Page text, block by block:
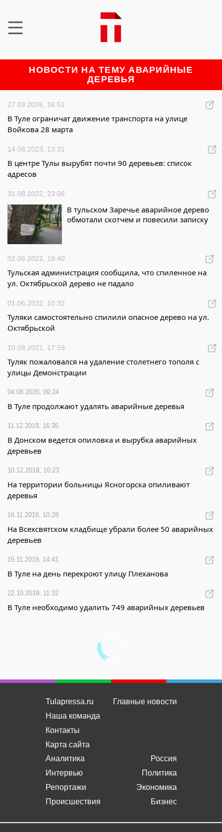
НОВОСТИ НА ТЕМУ АВАРИЙНЫЕ
ДЕРЕВЬЯ
27.03.2026, 16:51
В Туле ограничат движение транспорта на улице
Войкова 28 марта
14.08.2023, 13:31
В центре Тулы вырубят почти 90 деревьев: список
адресов
31.08.2022, 23:06
В тульском Заречье аварийное дерево
обмотали скотчем и повесили записку
02.06.2022, 18:40
Тульская администрация сообщила, что спиленное на
ул. Октябрьской дерево не падало
01.06.2022, 10:32
Туляки самостоятельно спилили опасное дерево на ул.
Октябрьской
10.08.2021, 17:59
Туляк пожаловался на удаление столетнего тополя с
улицы Демонстрации
04.08.2020, 09:24
В Туле продолжают удалять аварийные деревья
11.12.2019, 16:35
В Донском ведется опиловка и вырубка аварийных
деревьев
10.12.2019, 10:23
На территории больницы Ясногорска опиливают
деревья
16.11.2019, 10:28
На Всехсвятском кладбище убрали более 50 аварийных
деревьев
15.11.2019, 14:41
В Туле на день перекроют улицу Плеханова
22.10.2019, 11:32
В Туле необходимо удалить 749 аварийных деревьев
Tulapressa.ru
Наша команда
Контакты
Карта сайта
Главные новости
Аналитика
Интервью
Репортажи
Происшествия
Россия
Политика
Экономика
Бизнес